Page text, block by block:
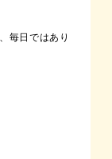
毎日ではあり